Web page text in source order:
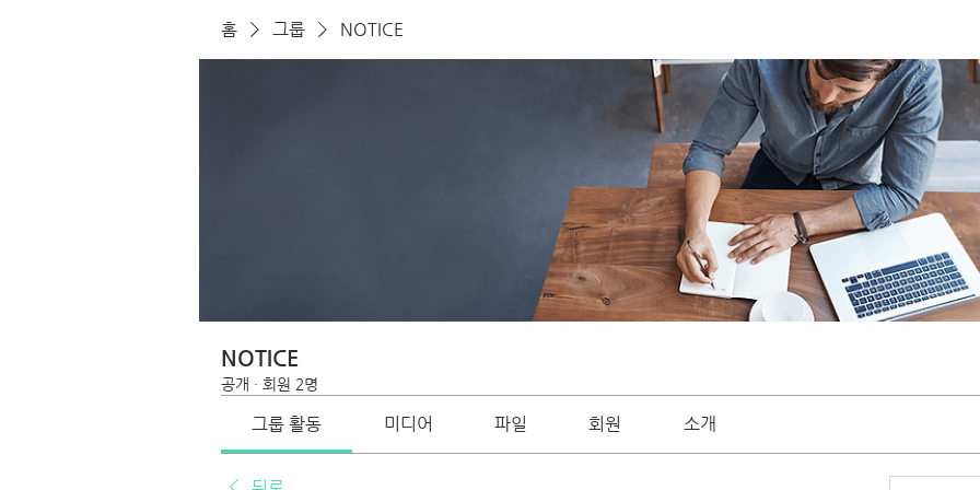
홈 그룹 NOTICE
NOTICE
공개 · 회원 2명
그룹 활동 미디어 파일 회원 소개